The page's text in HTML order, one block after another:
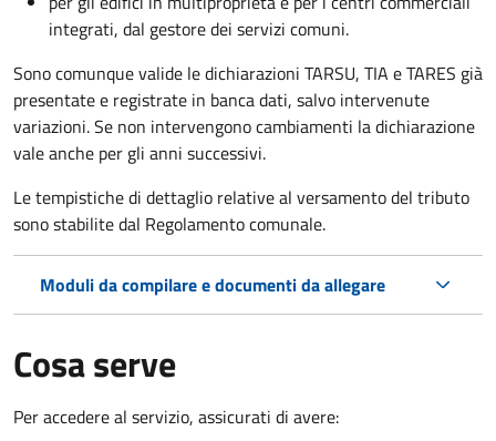
integrati, dal gestore dei servizi comuni.
Sono comunque valide le dichiarazioni TARSU, TIA e TARES già
presentate e registrate in banca dati, salvo intervenute
variazioni. Se non intervengono cambiamenti la dichiarazione
vale anche per gli anni successivi.
Le tempistiche di dettaglio relative al versamento del tributo
sono stabilite dal Regolamento comunale.
Moduli da compilare e documenti da allegare
Cosa serve
Per accedere al servizio, assicurati di avere: